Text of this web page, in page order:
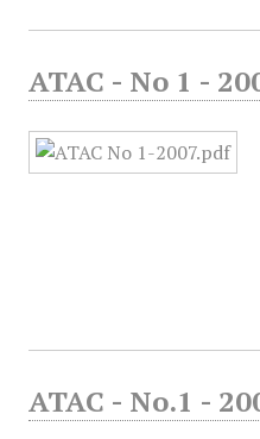
ATAC - No 1 -
ATAC - No.1 -